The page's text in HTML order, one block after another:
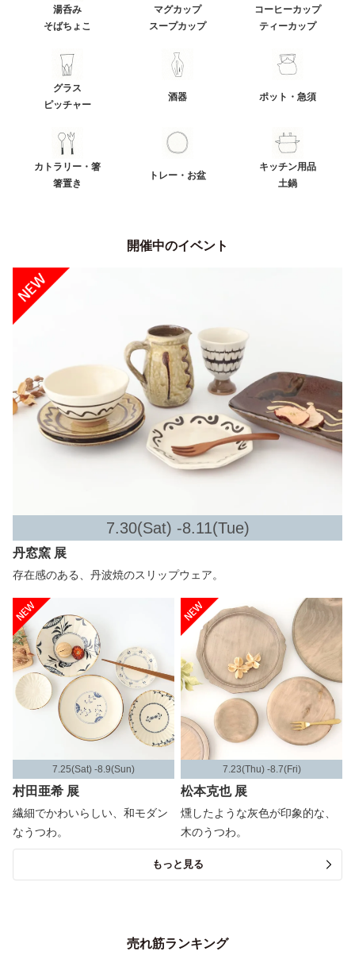
湯呑み
そばちょこ
マグカップ
スープカップ
コーヒーカップ
ティーカップ
グラス
ピッチャー
酒器 ポット・急須
カトラリー・箸
箸置き
トレー・お盆
キッチン用品
土鍋
開催中のイベント
7.30(Sat) -8.11(Tue)
丹窓窯 展
存在感のある、丹波焼のスリップウェア。
7.25(Sat) -8.9(Sun)
村田亜希 展
繊細でかわいらしい、和モダン
なうつわ。
7.23(Thu) -8.7(Fri)
松本克也 展
燻したような灰色が印象的な、
木のうつわ。
もっと見る
売れ筋ランキング